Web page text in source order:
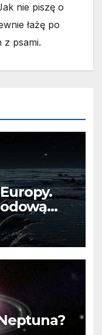
nie piszę o
łażę po
z psami.